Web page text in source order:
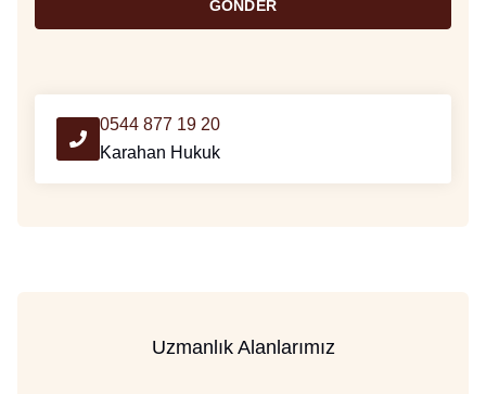
GÖNDER
0544 877 19 20
Karahan Hukuk
Uzmanlık Alanlarımız